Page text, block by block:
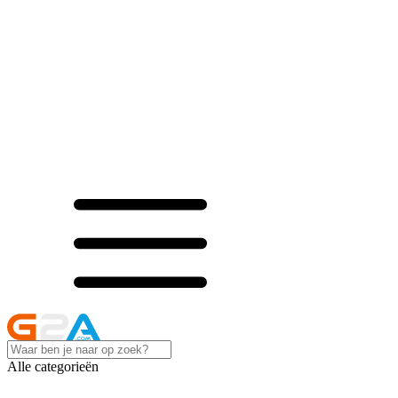
Alle categorieën